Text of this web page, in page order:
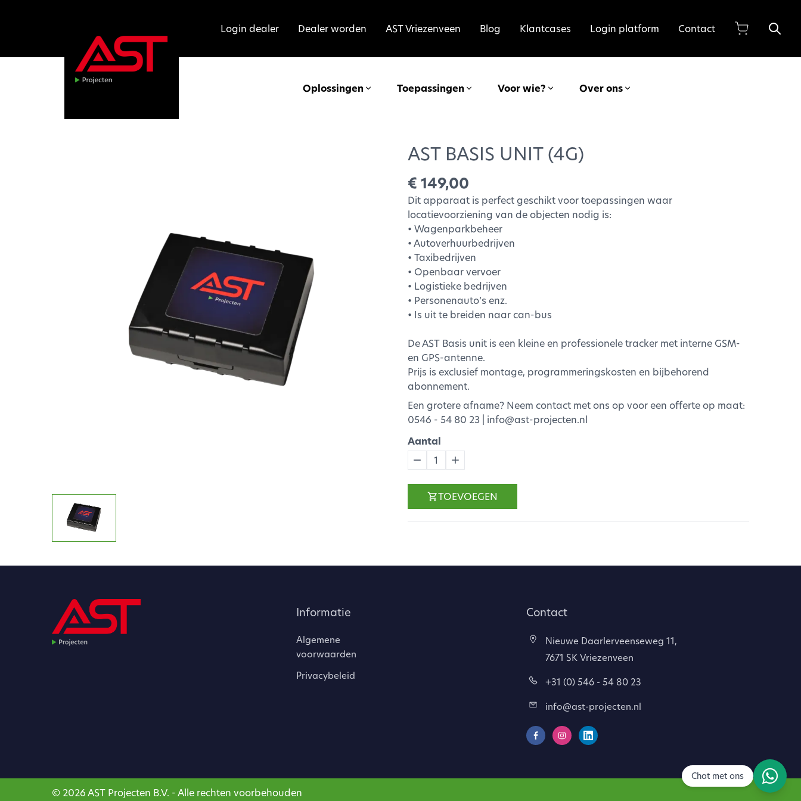
Login dealer Dealer worden AST Vriezenveen Blog Klantcases Login platform Contact
Oplossingen Toepassingen Voor wie? Over ons
Chat met ons
AST BASIS UNIT (4G)
€ 149,00
Dit apparaat is perfect geschikt voor toepassingen waar
locatievoorziening van de objecten nodig is:
• Wagenparkbeheer
• Autoverhuurbedrijven
• Taxibedrijven
• Openbaar vervoer
• Logistieke bedrijven
• Personenauto’s enz.
• Is uit te breiden naar can-bus
De AST Basis unit is een kleine en professionele tracker met interne GSM-
en GPS-antenne.
Prijs is exclusief montage, programmeringskosten en bijbehorend
abonnement.
Een grotere afname? Neem contact met ons op voor een offerte op maat:
0546 - 54 80 23 | info@ast-projecten.nl
Aantal
1
TOEVOEGEN
Informatie
Algemene
voorwaarden
Privacybeleid
Contact
Nieuwe Daarlerveenseweg 11,
7671 SK Vriezenveen
+31 (0) 546 - 54 80 23
info@ast-projecten.nl
© 2026 AST Projecten B.V. - Alle rechten voorbehouden